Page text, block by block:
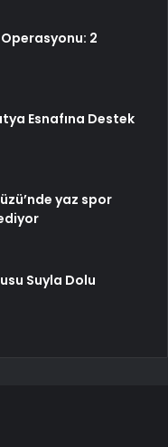
Operasyonu: 2
Esnafına Destek
yaz spor
Suyla Dolu